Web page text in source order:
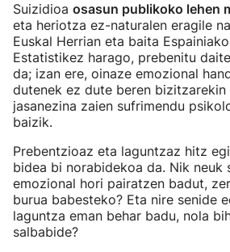
Suizidioa osasun publikoko lehen
eta heriotza ez-naturalen eragile
Euskal Herrian eta baita
Estatistikez harago, prebenitu
da; izan ere, oinaze emozional
dutenek ez dute beren bizitzarekin
jasanezina zaien sufrimendu
baizik.
Prebentzioaz eta laguntzaz hitz
bidea bi norabidekoa da. Nik neuk
emozional hori pairatzen badut,
burua babesteko? Eta nire senide
laguntza eman behar badu, nola
salbabide?